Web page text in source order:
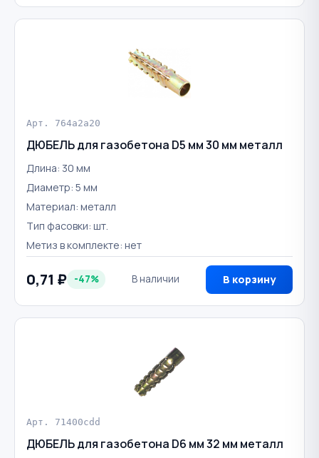
Арт. 764a2a20
ДЮБЕЛЬ для газобетона D5 мм 30 мм металл
Длина: 30 мм
Диаметр: 5 мм
Материал: металл
Тип фасовки: шт.
Метиз в комплекте: нет
0,71 ₽ -47% В наличии В корзину
Арт. 71400cdd
ДЮБЕЛЬ для газобетона D6 мм 32 мм металл